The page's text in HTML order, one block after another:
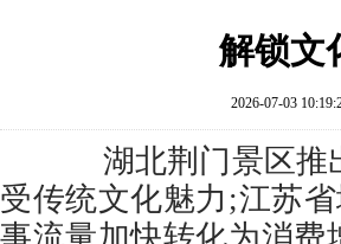
解锁文
2026-07-03
湖北荆门景区推
受传统文化魅力;江苏
事流量加快转化为消费